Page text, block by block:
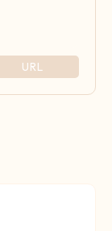
URL